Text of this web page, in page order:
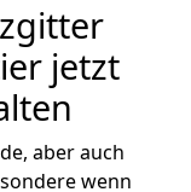
jetzt
aber auch
wenn